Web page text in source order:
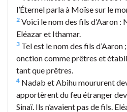
l’Éternel parla à Moïse sur le
2 Voici le nom des fils d’Aaron :
Eléazar et Ithamar.
3 Tel est le nom des fils
onction comme prêtres et
tant que prêtres.
4 Nadab et Abihu moururent
apportèrent du feu étranger
Sinaï. Ils n’avaient pas de fils.